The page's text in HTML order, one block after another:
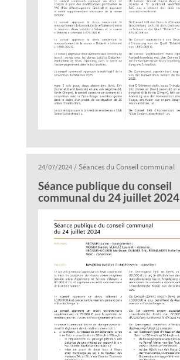
24/07/2024/ Séances du Conseil communal
Séance publique du conseil
communal du 24 juillet 2024